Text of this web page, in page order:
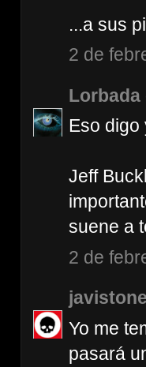
...a sus
2 de
Lorbada
Eso digo
Jeff
suene a
2 de
javistone
Yo me
pasará